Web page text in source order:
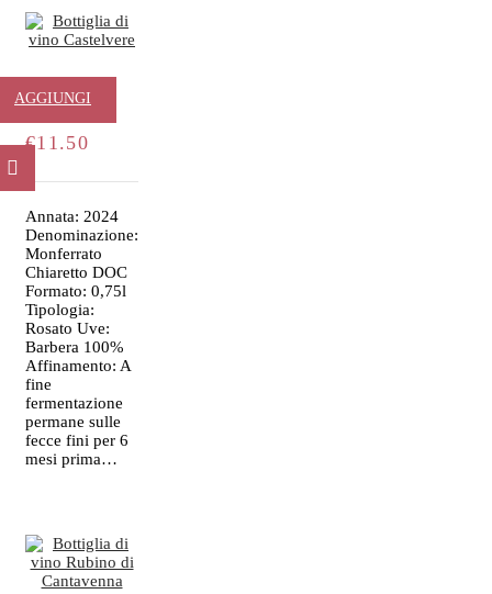
Castelvere
€11.50
AGGIUNGI
AL
CARRELLO
Annata: 2024
Denominazione:
Monferrato
Chiaretto DOC
Formato: 0,75l
Tipologia:
Rosato Uve:
Barbera 100%
Affinamento: A
fine
fermentazione
permane sulle
fecce fini per 6
mesi prima…